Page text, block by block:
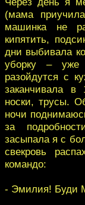
(мама
машинка не
кипятить,
дни выбивала
уборку – уже
разойдутся с
заканчивала
носки, трусы.
ночи
за
засыпала я с
свекровь
командо:
- Эмилия! Буди